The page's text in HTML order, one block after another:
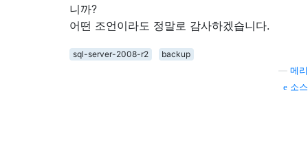
니까?
어떤 조언이라도 정말로 감사하겠습니다.
sql-server-2008-r2
backup
메리
소스